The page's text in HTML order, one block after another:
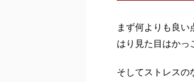
まず何よりも良
はり見た目はかっ
そしてストレス